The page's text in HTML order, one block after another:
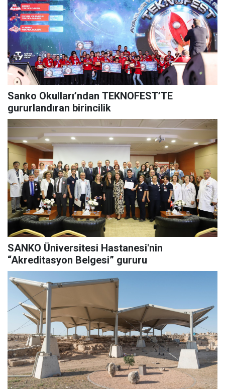
Sanko Okulları’ndan TEKNOFEST’TE
gururlandıran birincilik
SANKO Üniversitesi Hastanesi'nin
“Akreditasyon Belgesi” gururu